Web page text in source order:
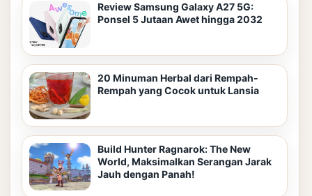
Review Samsung Galaxy A27 5G:
Ponsel 5 Jutaan Awet hingga 2032
20 Minuman Herbal dari Rempah-
Rempah yang Cocok untuk Lansia
Build Hunter Ragnarok: The New
World, Maksimalkan Serangan Jarak
Jauh dengan Panah!